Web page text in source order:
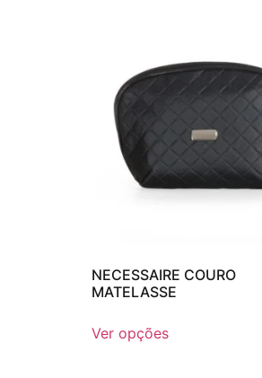
NECESSAIRE COURO
MATELASSE
Ver opções